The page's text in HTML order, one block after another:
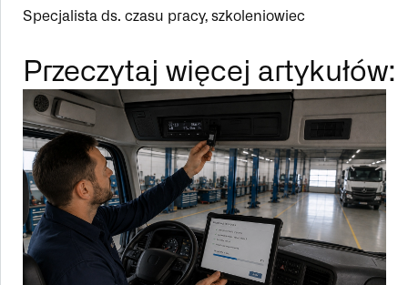
Specjalista ds. czasu pracy, szkoleniowiec
Przeczytaj więcej artykułów: